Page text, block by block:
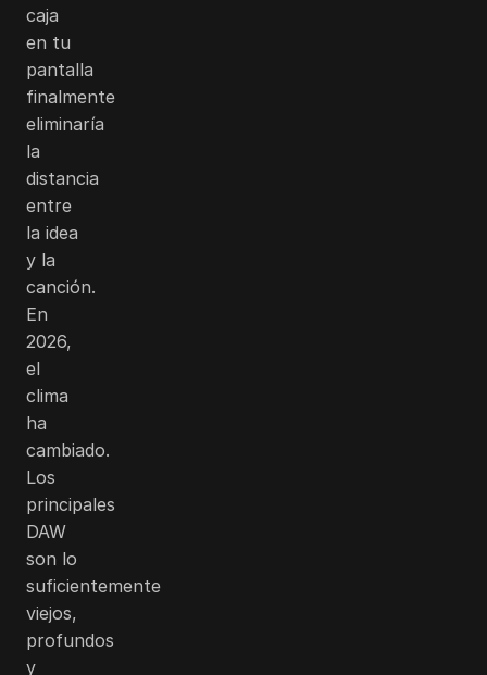
caja
en tu
pantalla
finalmente
eliminaría
la
distancia
entre
la idea
y la
canción.
En
2026,
el
clima
ha
cambiado.
Los
principales
DAW
son lo
suficientemente
viejos,
profundos
y